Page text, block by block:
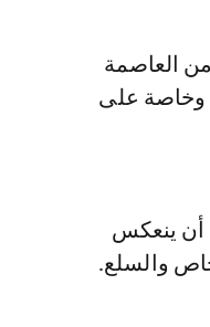
العاصمة
وخاصة على
أن ينعكس
والسلع.